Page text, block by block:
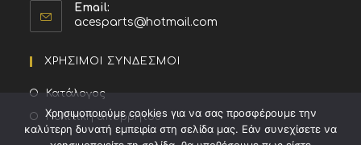
Email:
acesparts@hotmail.com
ΧΡΗΣΙΜΟΙ ΣΥΝΔΕΣΜΟΙ
Κατάλογος
Πολιτική απορρήτου
Χρησιμοποιούμε cookies για να σας προσφέρουμε την
καλύτερη δυνατή εμπειρία στη σελίδα μας. Εάν συνεχίσετε να